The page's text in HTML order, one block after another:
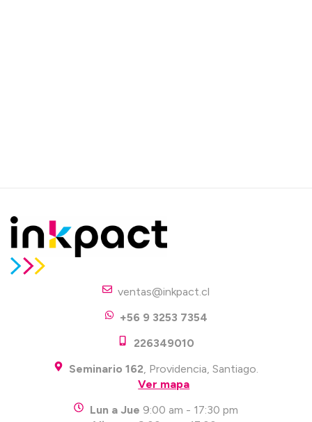
ventas@inkpact.cl
+56 9 3253 7354
226349010
Seminario 162, Providencia, Santiago.
Ver mapa
Lun a Jue 9:00 am - 17:30 pm